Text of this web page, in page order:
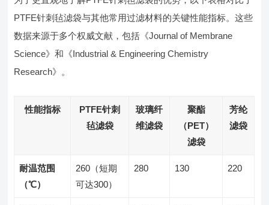
PTFE针刺毡滤袋与其他常用过滤材料的关键性能指标。这些
数据来源于多个权威文献，包括《Journal of Membrane
Science》和《Industrial & Engineering Chemistry
Research》。
性能指标
PTFE针刺
毡滤袋
玻璃纤
维滤袋
聚酯
（PET）
滤袋
芳纶
滤袋
耐温范围
（℃）
260（短期
可达300）
280 130 220